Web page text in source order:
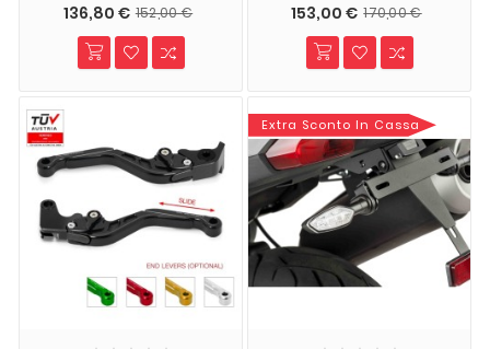
136,80 € 152,00 € 153,00 € 170,00 €
Extra Sconto In Cassa